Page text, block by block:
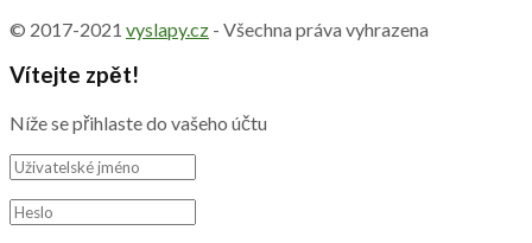
© 2017-2021 vyslapy.cz - Všechna práva vyhrazena
Vítejte zpět!
Níže se přihlaste do vašeho účtu